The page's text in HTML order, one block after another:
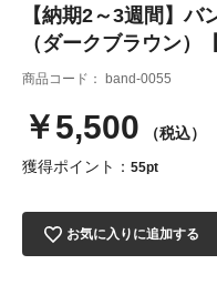
【納期2～3週間】
（ダークブラウン）
商品コード： band-0055
￥5,500 （税込）
獲得ポイント： 55pt
お気に入りに追加する